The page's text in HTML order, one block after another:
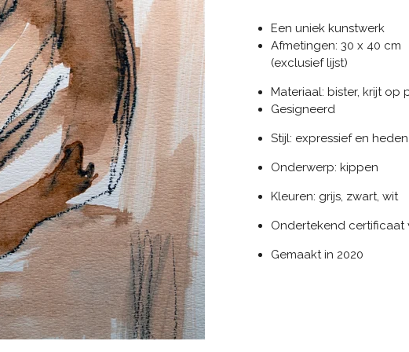
Een uniek kunstwerk
Afmetingen: 30 x 40 cm
(exclusief lijst)
Materiaal: bister, krijt op
Gesigneerd
Stijl: expressief en
Onderwerp: kippen
Kleuren: grijs, zwart, wit
Ondertekend certificaat
Gemaakt in 2020